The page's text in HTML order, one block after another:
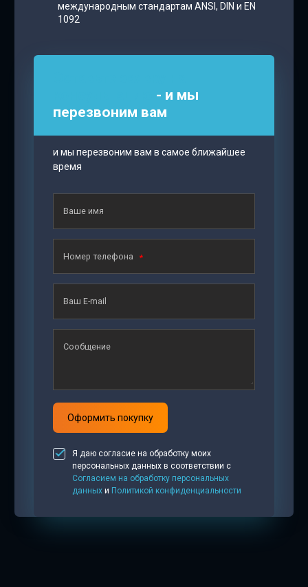
международным стандартам ANSI, DIN и EN
1092
- и мы
перезвоним вам
и мы перезвоним вам в самое ближайшее
время
Ваше имя
Номер телефона
Ваш E-mail
Сообщение
Оформить покупку
Я даю согласие на обработку моих
персональных данных в соответствии с
Согласием на обработку персональных
данных и Политикой конфиденциальности